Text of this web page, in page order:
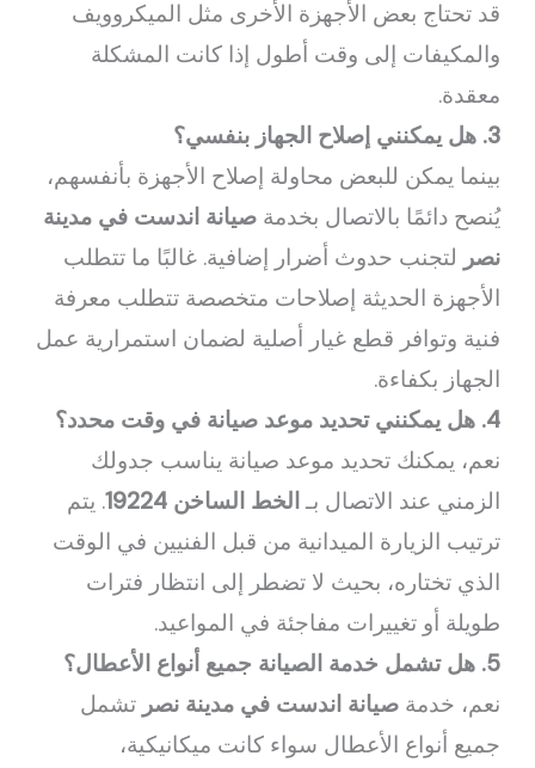
قد تحتاج بعض الأجهزة الأخرى مثل الميكروويف
والمكيفات إلى وقت أطول إذا كانت المشكلة
معقدة.
3. هل يمكنني إصلاح الجهاز بنفسي؟
بينما يمكن للبعض محاولة إصلاح الأجهزة بأنفسهم،
يُنصح دائمًا بالاتصال بخدمةصيانة اندست في مدينة
نصر لتجنب حدوث أضرار إضافية. غالبًا ما تتطلب
الأجهزة الحديثة إصلاحات متخصصة تتطلب معرفة
فنية وتوافر قطع غيار أصلية لضمان استمرارية عمل
الجهاز بكفاءة.
4. هل يمكنني تحديد موعد صيانة في وقت محدد؟
نعم، يمكنك تحديد موعد صيانة يناسب جدولك
الزمني عند الاتصال بـالخط الساخن 19224
. يتم
ترتيب الزيارة الميدانية من قبل الفنيين في الوقت
الذي تختاره، بحيث لا تضطر إلى انتظار فترات
طويلة أو تغييرات مفاجئة في المواعيد.
5. هل تشمل خدمة الصيانة جميع أنواع الأعطال؟
نعم، خدمةصيانة اندست في مدينة نصر تشمل
جميع أنواع الأعطال سواء كانت ميكانيكية،